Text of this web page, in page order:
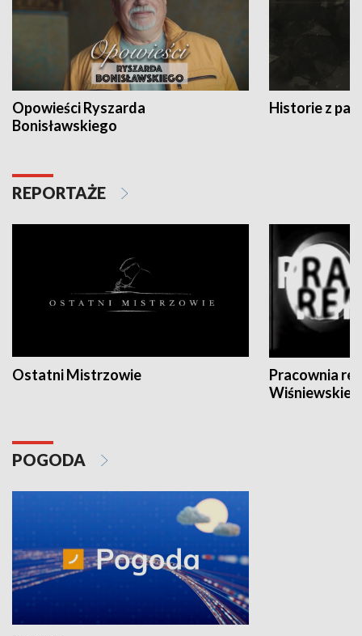
Opowieści Ryszarda
Bonisławskiego
Historie z
REPORTAŻE
Ostatni Mistrzowie
Pracownia
POGODA